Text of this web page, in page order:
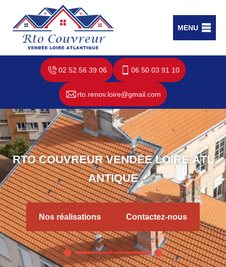
MENU
02 52 56 39 06 06 50 03 91 10
rto.renov.loire@gmail.com
RTO COUVREUR VENDÉE LOIRE ATL
ANTIQUE
Nos réalisations Contactez-nous